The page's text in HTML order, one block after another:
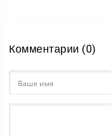
Комментарии (0)